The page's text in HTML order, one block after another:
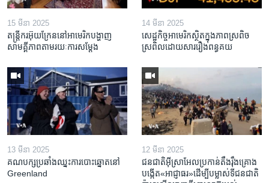
15 មីនា 2025
តន្ត្រីករ​អ៊ុយក្រែន​នៅ​អាមេរិក​បង្ហាញ​
សាមគ្គីភាព​តាម​រយៈ​ការសម្តែង
14 មីនា 2025
សេដ្ឋកិច្ច​អាមេរិក​ស្ថិត​ក្នុង​ភាពស្រពិច
ស្រពិល​ដោយសារ​រឿង​ពន្ធគយ
13 មីនា 2025
គណបក្ស​ប្រឆាំង​ឈ្នះ​ការបោះឆ្នោត​នៅ
Greenland
12 មីនា 2025
ជនជាតិ​អ៊ីស្រាអែល​ប្រកាន់​តឹងរ៉ឹង​គ្រោង​
បង្កើត​«អាជ្ញាធរ‍»​ដើម្បី​បម្លាស់​ទី​ជនជាតិ​